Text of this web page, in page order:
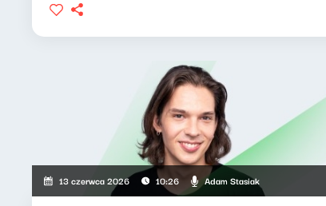
13 czerwca 2026 10:26 Adam Stasiak